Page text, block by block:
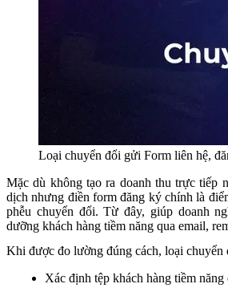
Loại chuyển đổi gửi Form liên hệ,
Mặc dù không tạo ra doanh thu trực tiếp
dịch nhưng điền form đăng ký chính là
phễu chuyển đổi. Từ đây, giúp doanh
dưỡng khách hàng tiềm năng qua email,
Khi được đo lường đúng cách, loại chuyển
Xác định tệp khách hàng tiềm